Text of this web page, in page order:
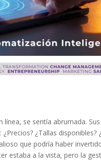
se sentía abrumada. Sus
¿Tallas disponibles?
que podría haber
estaba a la vista, pero la